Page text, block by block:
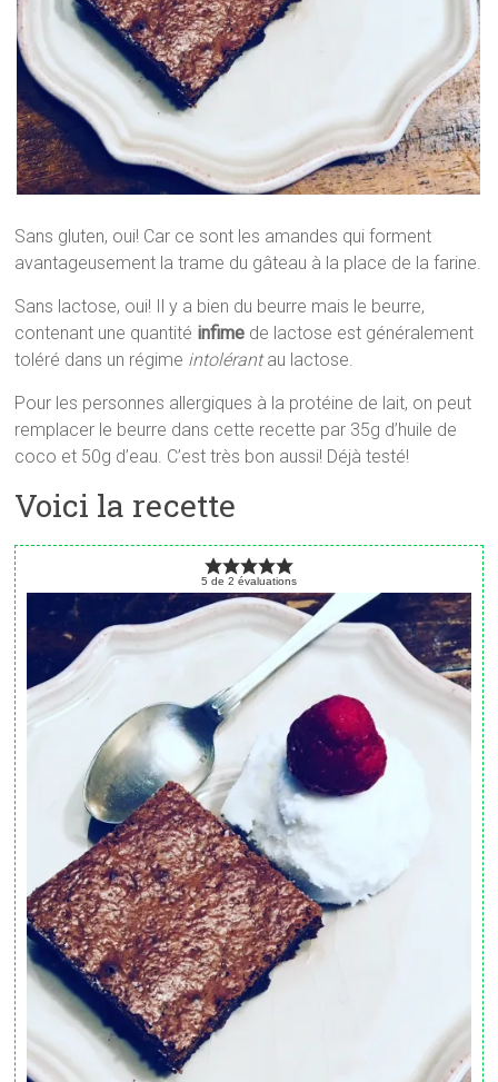
Sans gluten, oui! Car ce sont les amandes qui forment
avantageusement la trame du gâteau à la place de la farine.
Sans lactose, oui! Il y a bien du beurre mais le beurre,
contenant une quantité infime de lactose est généralement
toléré dans un régime intolérantau lactose.
Pour les personnes allergiques à la protéine de lait, on peut
remplacer le beurre dans cette recette par 35g d’huile de
coco et 50g d’eau. C’est très bon aussi! Déjà testé!
Voici la recette
5 de 2 évaluations